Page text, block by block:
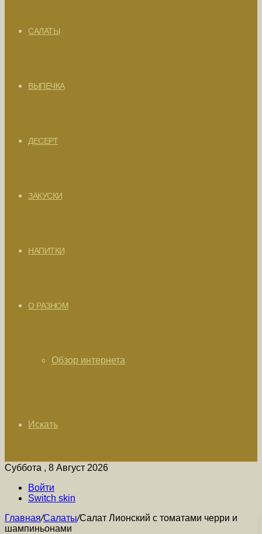
САЛАТЫ
ВЫПЕЧКА
ДЕСЕРТ
ЗАКУСКИ
НАПИТКИ
О РАЗНОМ
Обзор интернета
Искать
Суббота , 8 Август 2026
Войти
Switch skin
Главная/Салаты/Салат Лионский с томатами черри и
шампиньонами